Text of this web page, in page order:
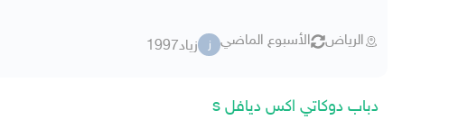
الرياض الأسبوع الماضي ز زياد1997
دباب دوكاتي اكس ديافل s